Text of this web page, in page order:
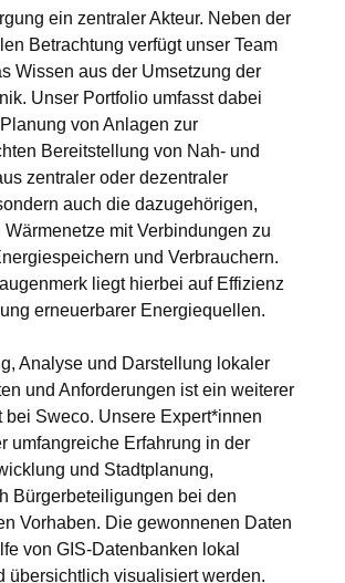
ein zentraler Akteur. Neben der
Betrachtung verfügt unser Team
Wissen aus der Umsetzung der
Unser Portfolio umfasst dabei
von Anlagen zur
Bereitstellung von Nah- und
zentraler oder dezentraler
auch die dazugehörigen,
mit Verbindungen zu
und Verbrauchern.
liegt hierbei auf Effizienz
erneuerbarer Energiequellen.
Analyse und Darstellung lokaler
und Anforderungen ist ein weiterer
bei Sweco. Unsere Expert*innen
umfangreiche Erfahrung in der
und Stadtplanung,
Bürgerbeteiligungen bei den
Vorhaben. Die gewonnenen Daten
von GIS-Datenbanken lokal
übersichtlich visualisiert werden.